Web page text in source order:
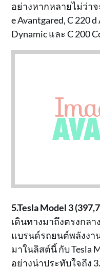
อย่างหากหลายไม่ว่าจ
e Avantgared, C 220
Dynamic และ C 200
5.Tesla Model 3
เดินทางมาถึงตรงกล
แบรนด์รถยนต์พลังงา
มาในลิสต์นี้ กับ Tesla
อย่างน่าประทับใจถึง